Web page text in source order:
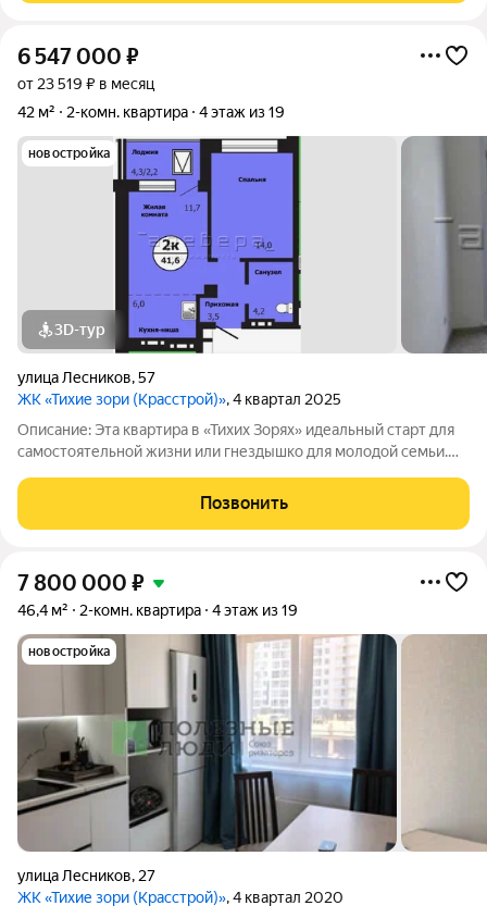
6 547 000 ₽
от 23 519 ₽ в месяц
42 м²
2-комн. квартира 4 этаж из 19
новостройка
3D-тур
улица Лесников,57
ЖК «Тихие зори (Красстрой)», 4 квартал 2025
Описание: Эта квартира в «Тихих Зорях» идеальный старт для
самостоятельной жизни или гнездышко для молодой семьи.
готовность к заезду и выгоду. Евро-планировка с
объединенной гостиной-кухней и
Позвонить
7 800 000 ₽
46,4 м² 2-комн. квартира 4 этаж из 19
новостройка
улица Лесников, 27
ЖК «Тихие зори (Красстрой)», 4 квартал 2020